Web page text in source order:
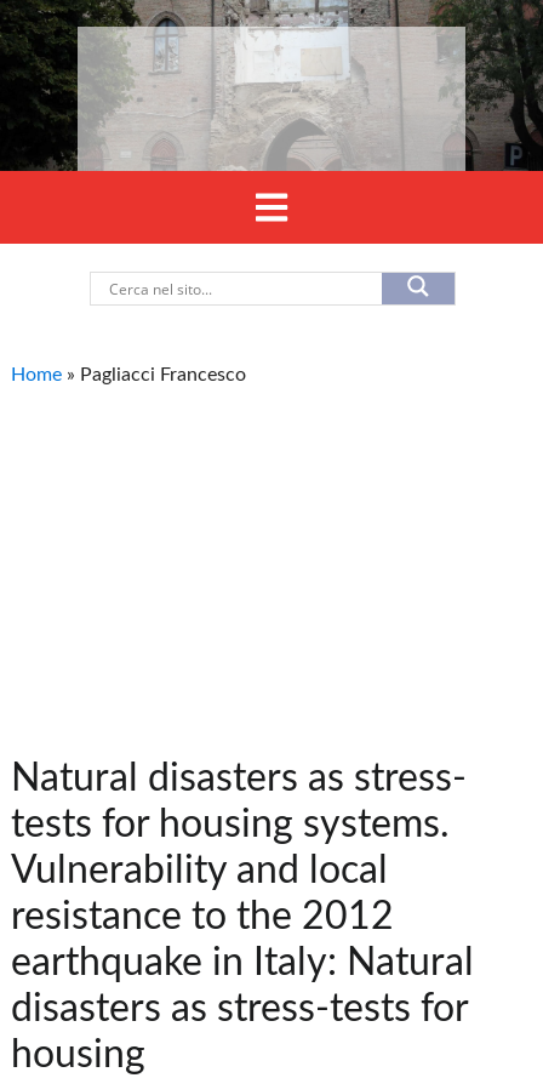
Home » Pagliacci Francesco
Natural disasters as stress-
tests for housing systems.
Vulnerability and local
resistance to the 2012
earthquake in Italy: Natural
disasters as stress-tests for
housing